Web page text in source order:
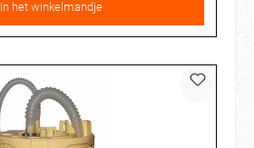
In het winkelmandje